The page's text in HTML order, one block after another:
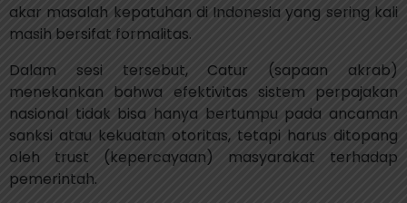
akar masalah kepatuhan di Indonesia yang sering kali
masih bersifat formalitas.
Dalam sesi tersebut, Catur (sapaan akrab)
menekankan bahwa efektivitas sistem perpajakan
nasional tidak bisa hanya bertumpu pada ancaman
sanksi atau kekuatan otoritas, tetapi harus ditopang
oleh trust (kepercayaan) masyarakat terhadap
pemerintah.